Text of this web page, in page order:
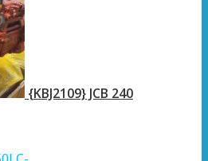
{KBJ2109} JCB 240